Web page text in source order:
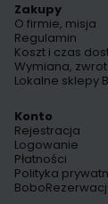
Zakupy
O firmie, misja
Regulamin
Koszt i czas
Wymiana, zwrot
Lokalne sklepy
Konto
Rejestracja
Logowanie
Płatności
Polityka